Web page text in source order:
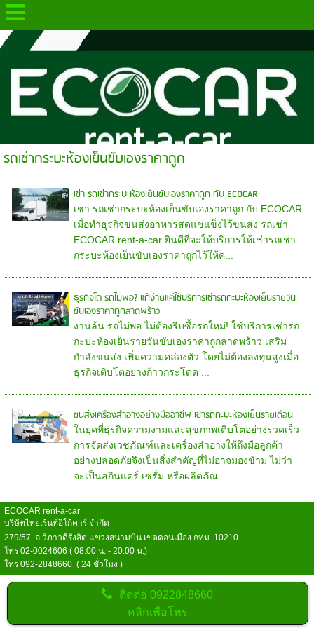
.
รถเช่ากระบะห้องเย็นขับเองราคาถูก
เช่า รถเช่ากระบะห้องเย็นขับเองราคาถูก กับ ECOCAR
เช่า รถเช่ากระบะห้องเย็นขับเองราคาถูก กับ ECOCAR
เมื่อทำธุรกิจขนส่งอาหารสดแช่แข็งไว้ขนส่ง รถเช่า
ECOCAR rent-a-car ยินดีที่จะให้บริการให้เช่ารถเช่า
กระบะห้องเย็นขับเองราคาถูกไว้ให้ค...
ธุรกิจโต รถไม่พอ? แก้ง่ายแค่ใช้บริการเช่ารถกะบะห้องเย็นรายวัน
ขับเองราคาถูกลาดพร้าว
งานล้น รถไม่พอ ไม่ต้องรีบซื้อรถใหม่! ใช้บริการเช่ารถ
กะบะห้องเย็นรายวันขับเองราคาถูกลาดพร้าว เสริม
กำลังขนส่ง เพิ่มความคล่องตัว โดยไม่ต้องลงทุนสูงเมื่อ
ธุรกิจเติบโตอย่างก้าวกระโดด ...
ขนส่งเครื่องสำอางอย่างมืออาชีพ เช่ารถกะบะห้องเย็นรายเดือน
ในยุคที่ธุรกิจความงามและสุขภาพเติบโตอย่างรวดเร็ว
การจัดส่งเวชภัณฑ์และเครื่องสำอางให้ถึงมือลูกค้า
อย่างปลอดภัยจึงเป็นสิ่งสำคัญที่ไม่อาจมองข้าม ไม่ว่า
จะเป็นสกินแคร์ เซรั่ม หรือผลิตภัณ...
ECOCAR rent-a-car
บริษัทไทยเร้นท์อีโก้คาร์ จำกัด
279/57 ถ.วิภาวดีรังสิต แขวงสนามบิน เขตดอนเมือง กทม. 10210
โทร 02-0024606 ( 08.00 น. - 20.00 น.)
โทร 092-2848660 ( 24 ชั่วโมง )
ติดต่อ0922848660
คลิกเพื่อโทร